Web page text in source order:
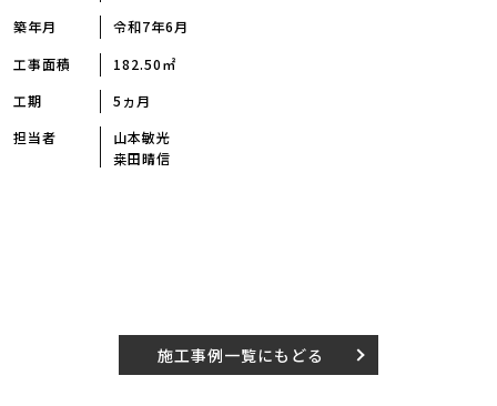
築年月
令和7年6月
工事面積
182.50㎡
工期
5ヵ月
担当者
山本敏光
桒田晴信
施工事例一覧にもどる